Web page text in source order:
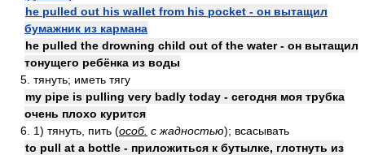
he pulled out his wallet from his pocket - он вытащил
бумажник из кармана
he pulled the drowning child out of the water - он вытащил
тонущего ребёнка из воды
5. тянуть; иметь тягу
my pipe is pulling very badly today - сегодня моя трубка
очень плохо курится
6. 1) тянуть, пить (особ. с жадностью); всасывать
to pull at a bottle - приложиться к бутылке, глотнуть из